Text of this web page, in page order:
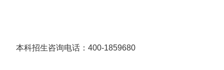
本科招生咨询电话：400-1859680